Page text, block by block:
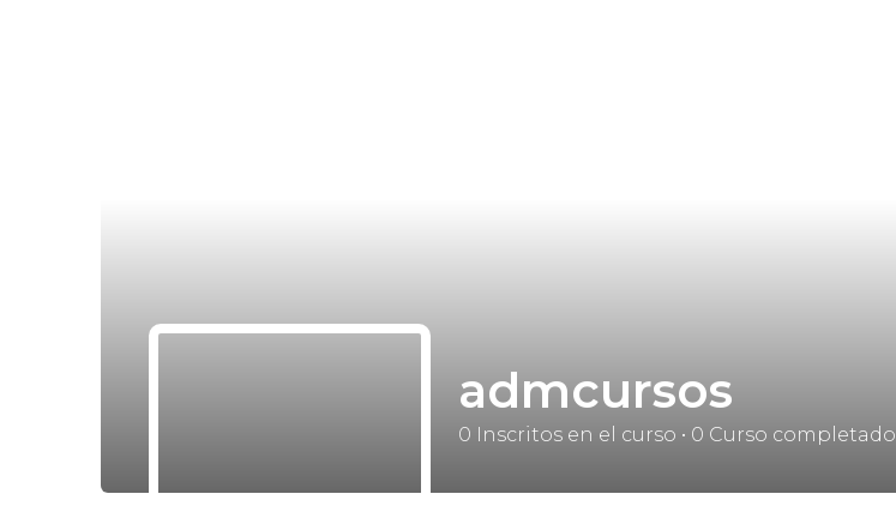
admcursos
0 Inscritos en el curso • 0 Curso completado